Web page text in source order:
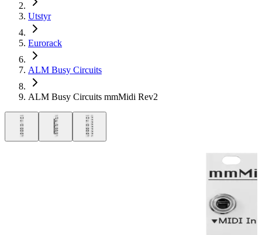
Utstyr
Eurorack
ALM Busy Circuits
ALM Busy Circuits mmMidi Rev2